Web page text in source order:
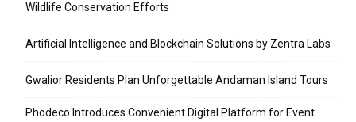
Wildlife Conservation Efforts
Artificial Intelligence and Blockchain Solutions by Zentra Labs
Gwalior Residents Plan Unforgettable Andaman Island Tours
Phodeco Introduces Convenient Digital Platform for Event